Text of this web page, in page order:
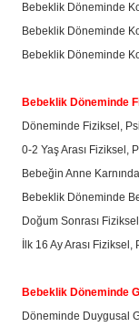
Bebeklik Döneminde
Bebeklik Döneminde
Bebeklik Döneminde
Bebeklik Döneminde
Döneminde Fiziksel,
0-2 Yaş Arası Fiziksel,
Bebeğin Anne
Bebeklik Döneminde
Doğum Sonrası
İlk 16 Ay Arası
Bebeklik Döneminde
Döneminde Duygusal